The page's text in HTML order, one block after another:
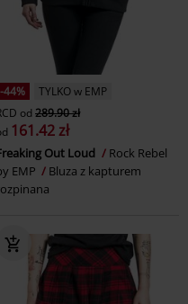
-44%
TYLKO w EMP
od 289.90 zł
161.42 zł
Out Loud
Rock Rebel
EMP
Bluza z kapturem